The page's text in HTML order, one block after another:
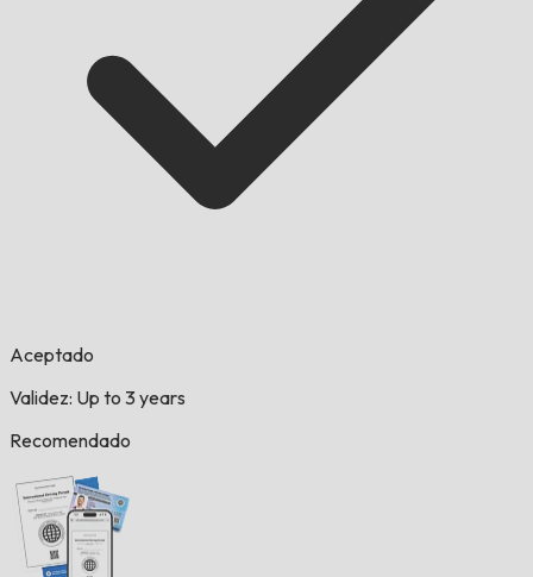
Aceptado
Validez: Up to 3 years
Recomendado